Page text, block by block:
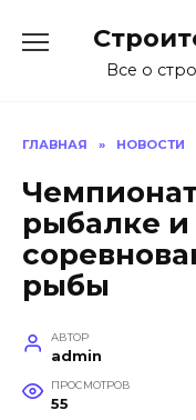
содержаниюВсе о
ГЛАВНАЯ » НОВОСТИ
рыбалке и
рыбы
АВТОР
admin
ПРОСМОТРОВ
55